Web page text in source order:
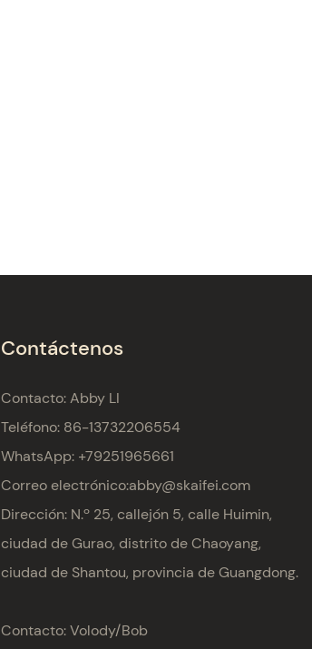
Contáctenos
Contacto: Abby LI
Teléfono: 86-13732206554
WhatsApp: +79251965661
Correo electrónico:abby@skaifei.com
Dirección: N.º 25, callejón 5, calle Huimin,
ciudad de Gurao, distrito de Chaoyang,
ciudad de Shantou, provincia de Guangdong.
Contacto: Volody/Bob